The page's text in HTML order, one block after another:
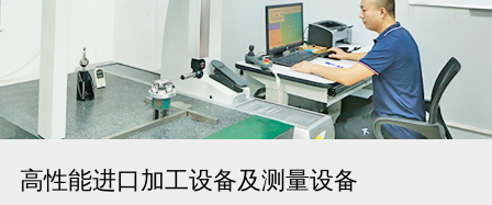
高性能进口加工设备及测量设备